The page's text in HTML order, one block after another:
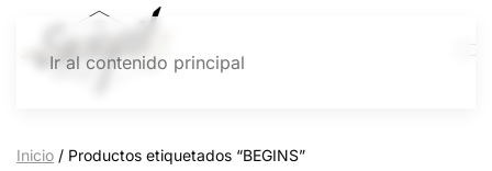
Ir al contenido principal
Inicio / Productos etiquetados “BEGINS”